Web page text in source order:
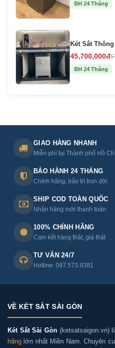
BH 24 Tháng
Két Sắt
45,700,000đ
BH 24 Tháng
GIAO HÀNG NHANH
Miễn phí tại Thành phố Hồ
BẢO HÀNH 24 THÁNG
Chính hãng, bảo trì trọn đời
SHIP COD TOÀN QUỐC
Nhận hàng mới thanh toán
100% CHÍNH HÃNG
Cam kết hàng thật, giá thật
TƯ VẤN 24/7
Hotline: 097.573.9381
VỀ KÉT SẮT SÀI GÒN
Két Sắt Sài Gòn (ketsatsaigon.vn)
hãng lớn nhất Miền Nam. Chuyên